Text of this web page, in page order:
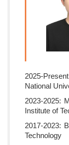
2025-
National
2023-2025:
Institute of
2017-2023:
Technology